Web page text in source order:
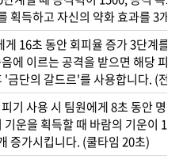
획득하고 자신의 약화 효과를 3개
게 16초 동안 회피율 증가 3단계를
에 이르는 공격을 받으면 해당 피
'금단의 갈드르'를 사용합니다. (전
기 사용 시 팀원에게 8초 동안 명
운을 획득할 때 바람의 기운이 10
증가시킵니다. (쿨타임 20초)